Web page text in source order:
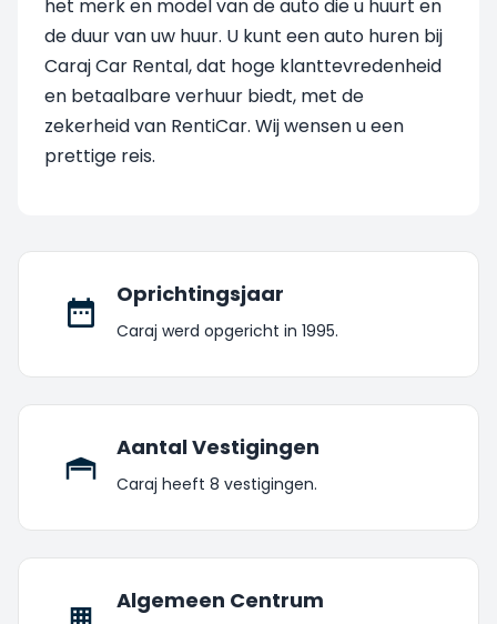
het merk en model van de auto die u huurt en
de duur van uw huur. U kunt een auto huren bij
Caraj Car Rental, dat hoge klanttevredenheid
en betaalbare verhuur biedt, met de
zekerheid van RentiCar. Wij wensen u een
prettige reis.
Oprichtingsjaar
Caraj werd opgericht in 1995.
Aantal Vestigingen
Caraj heeft 8 vestigingen.
Algemeen Centrum